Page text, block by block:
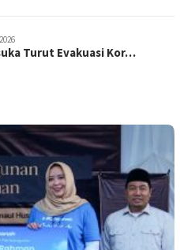
Turut Evakuasi Kor…